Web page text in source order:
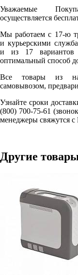
Уважаемые
осуществляется
Мы работаем с 17-ю
и курьерскими
и из 17
оптимальный способ
Все товары из
самовывозом,
Узнайте сроки
(800) 700-75-61
менеджеры свяжутся
Другие